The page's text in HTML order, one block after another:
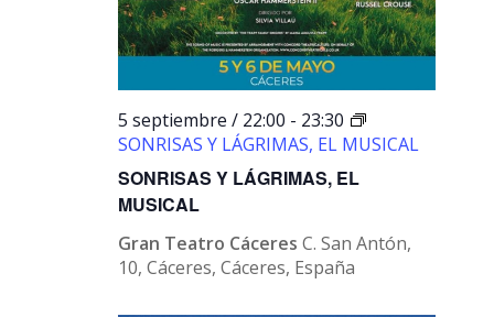
SONRISAS Y LÁGRIMAS, EL
MUSICAL
5 septiembre / 22:00 - 23:30
SONRISAS Y LÁGRIMAS, EL MUSICAL
Gran Teatro CáceresC. San Antón,
10, Cáceres, Cáceres, España